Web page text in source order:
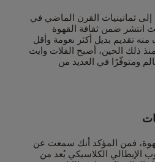
ثمانينيات القرن الماضي في
انتشر ضمن ثقافة القهوة
تقديم بديل أكثر نعومة وأقل
ذلك الحين، أصبح الفلات وايت
ومتوفّرًا في العديد من
فمن المؤكد أنك سمعت عن
الإيطالي الكلاسيكي يُعد من